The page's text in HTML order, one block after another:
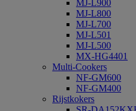
MJ-L900
MJ-L800
MJ-L700
MJ-L501
MJ-L500
MX-HG4401
Multi-Cookers
NF-GM600
NF-GM400
Rijstkokers